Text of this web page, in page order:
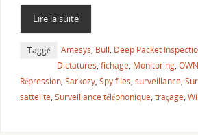
Lire la suite
Taggé Amesys Bull Deep Packet
Dictatures fichage Monitoring,
Répression, Sarkozy, Spy files surveillance
sattelite Surveillance téléphonique traçage